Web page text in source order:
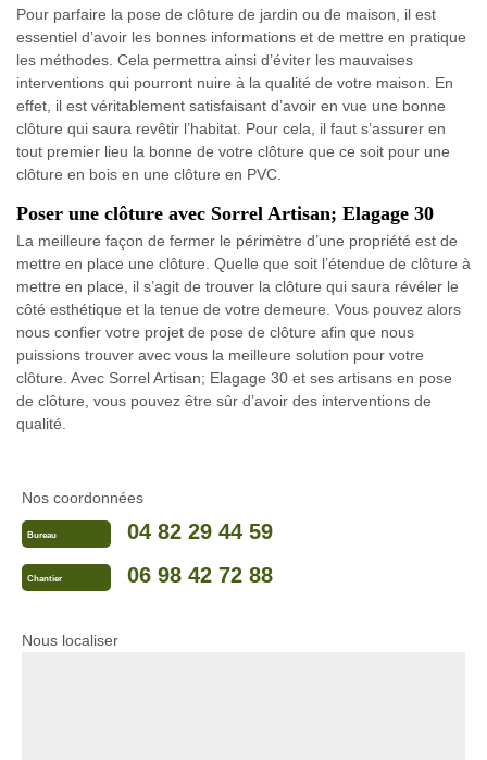
Pour parfaire la pose de clôture de jardin ou de maison, il est
essentiel d’avoir les bonnes informations et de mettre en pratique
les méthodes. Cela permettra ainsi d’éviter les mauvaises
interventions qui pourront nuire à la qualité de votre maison. En
effet, il est véritablement satisfaisant d’avoir en vue une bonne
clôture qui saura revêtir l’habitat. Pour cela, il faut s’assurer en
tout premier lieu la bonne de votre clôture que ce soit pour une
clôture en bois en une clôture en PVC.
Poser une clôture avec Sorrel Artisan; Elagage 30
La meilleure façon de fermer le périmètre d’une propriété est de
mettre en place une clôture. Quelle que soit l’étendue de clôture à
mettre en place, il s’agit de trouver la clôture qui saura révéler le
côté esthétique et la tenue de votre demeure. Vous pouvez alors
nous confier votre projet de pose de clôture afin que nous
puissions trouver avec vous la meilleure solution pour votre
clôture. Avec Sorrel Artisan; Elagage 30 et ses artisans en pose
de clôture, vous pouvez être sûr d’avoir des interventions de
qualité.
Nos coordonnées
Bureau 04 82 29 44 59
Chantier 06 98 42 72 88
Nous localiser